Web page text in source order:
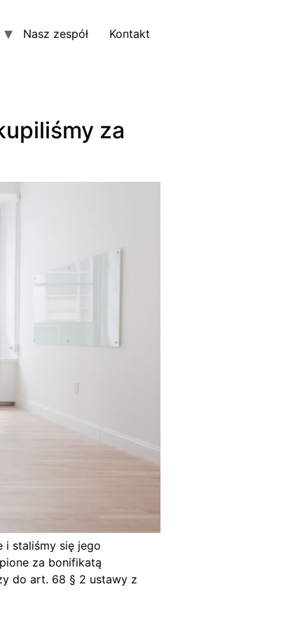
Nasz zespół Kontakt
za
i staliśmy się jego
za bonifikatą
do art. 68 § 2 ustawy z